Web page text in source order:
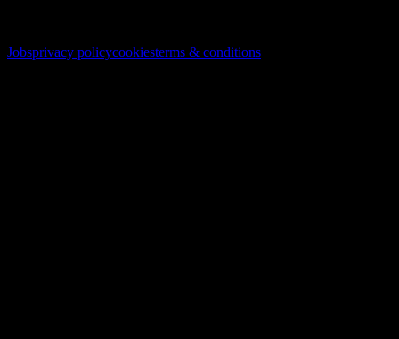
Jobsprivacy policycookiesterms & conditions